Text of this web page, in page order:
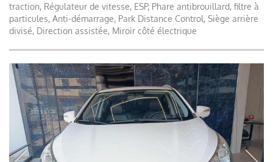
traction, Régulateur de vitesse, ESP, Phare antibrouillard, filtre à
particules, Anti-démarrage, Park Distance Control, Siège arrière
divisé, Direction assistée, Miroir côté électrique